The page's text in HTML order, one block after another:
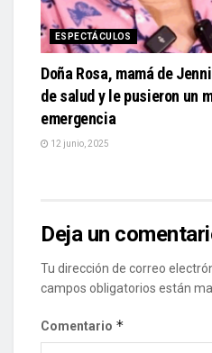
ESPECTÁCULOS
Doña Rosa, mamá de
de salud y le pusieron un
emergencia
12 junio, 2025
Deja un
Tu dirección de correo
campos obligatorios están
Comentario *